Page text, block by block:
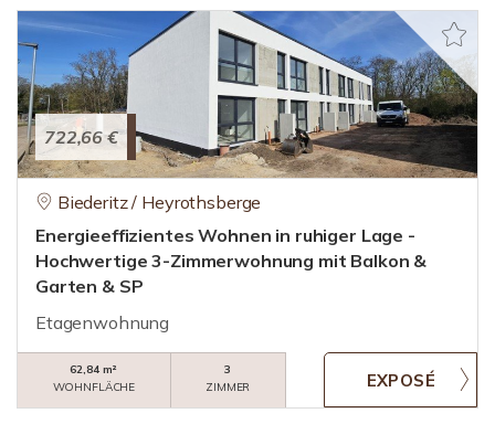
722,66 €
Biederitz / Heyrothsberge
Energieeffizientes Wohnen in ruhiger Lage -
Hochwertige 3-Zimmerwohnung mit Balkon &
Garten & SP
Etagenwohnung
62,84 m²
WOHNFLÄCHE
3
ZIMMER